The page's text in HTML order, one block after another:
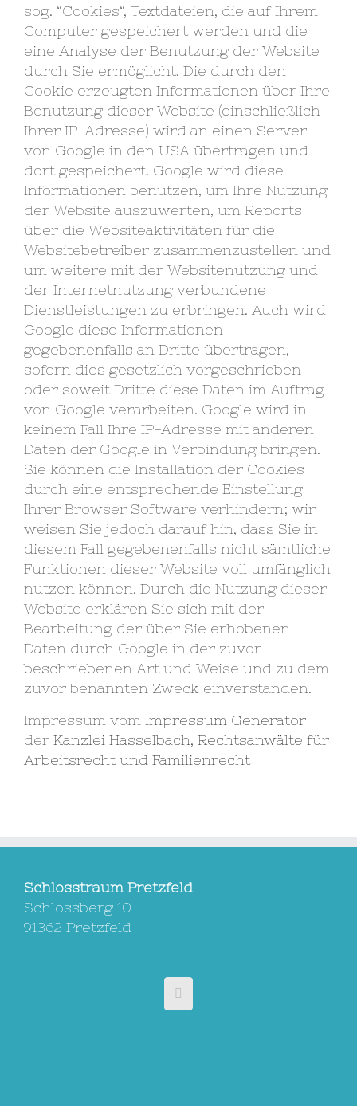
sog. “Cookies“, Textdateien, die auf Ihrem
Computer gespeichert werden und die
eine Analyse der Benutzung der Website
durch Sie ermöglicht. Die durch den
Cookie erzeugten Informationen über Ihre
Benutzung dieser Website (einschließlich
Ihrer IP-Adresse) wird an einen Server
von Google in den USA übertragen und
dort gespeichert. Google wird diese
Informationen benutzen, um Ihre Nutzung
der Website auszuwerten, um Reports
über die Websiteaktivitäten für die
Websitebetreiber zusammenzustellen und
um weitere mit der Websitenutzung und
der Internetnutzung verbundene
Dienstleistungen zu erbringen. Auch wird
Google diese Informationen
gegebenenfalls an Dritte übertragen,
sofern dies gesetzlich vorgeschrieben
oder soweit Dritte diese Daten im Auftrag
von Google verarbeiten. Google wird in
keinem Fall Ihre IP-Adresse mit anderen
Daten der Google in Verbindung bringen.
Sie können die Installation der Cookies
durch eine entsprechende Einstellung
Ihrer Browser Software verhindern; wir
weisen Sie jedoch darauf hin, dass Sie in
diesem Fall gegebenenfalls nicht sämtliche
Funktionen dieser Website voll umfänglich
nutzen können. Durch die Nutzung dieser
Website erklären Sie sich mit der
Bearbeitung der über Sie erhobenen
Daten durch Google in der zuvor
beschriebenen Art und Weise und zu dem
zuvor benannten Zweck einverstanden.
Impressum vom Impressum Generator
der Kanzlei Hasselbach, Rechtsanwälte für
Arbeitsrecht und Familienrecht
Schlosstraum Pretzfeld
Schlossberg 10
91362 Pretzfeld